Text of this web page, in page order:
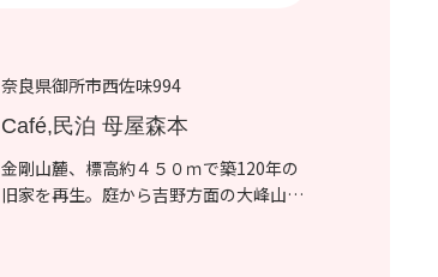
奈良県御所市西佐味994
Café,民泊 母屋森本
金剛山麓、標高約４５０ｍで築120年の
旧家を再生。庭から吉野方面の大峰山